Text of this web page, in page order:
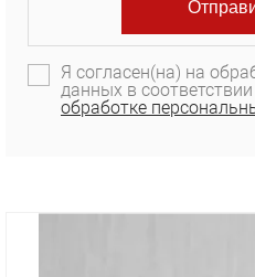
Я согласен(на) на
данных в
обработке